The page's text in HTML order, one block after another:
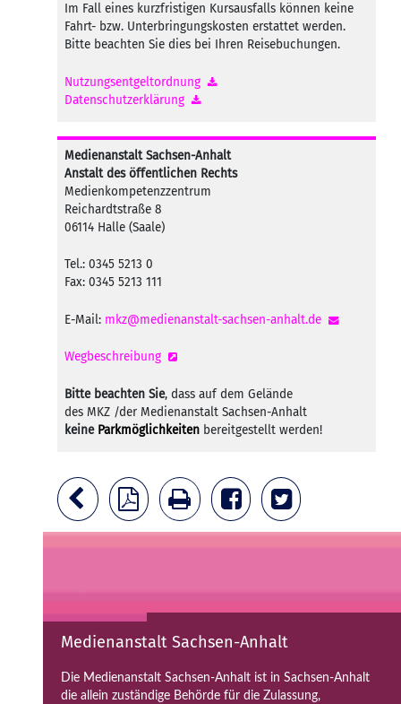
Im Fall eines kurzfristigen Kursausfalls können keine
Fahrt- bzw. Unterbringungskosten erstattet werden.
Bitte beachten Sie dies bei Ihren Reisebuchungen.
Nutzungsentgeltordnung
Datenschutzerklärung
Medienanstalt Sachsen-Anhalt
Anstalt des öffentlichen Rechts
Medienkompetenzzentrum
Reichardtstraße 8
06114 Halle (Saale)
Tel.: 0345 5213 0
Fax: 0345 5213 111
E-Mail: mkz@medienanstalt-sachsen-anhalt.de
Wegbeschreibung
Bitte beachten Sie, dass auf dem Gelände
des MKZ /der Medienanstalt Sachsen-Anhalt
keine Parkmöglichkeiten bereitgestellt werden!
Medienanstalt Sachsen-Anhalt
Die Medienanstalt Sachsen-Anhalt ist in Sachsen-Anhalt
die allein zuständige Behörde für die Zulassung,